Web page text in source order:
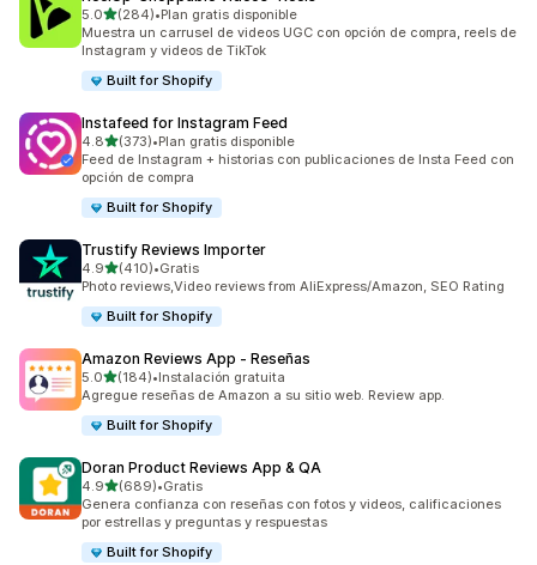
5.0de 5 estrellas
(284)
284 reseñas en total
•Plan gratis disponible
Muestra un carrusel de videos UGC con opción de compra, reels de
Instagram y videos de TikTok
Built for Shopify
Instafeed for Instagram Feed
4.8de 5 estrellas
(373)
373 reseñas en total
•Plan gratis disponible
Feed de Instagram + historias con publicaciones de Insta Feed con
opción de compra
Built for Shopify
Trustify Reviews Importer
4.9de 5 estrellas
(410)
410 reseñas en total
•Gratis
Photo reviews,Video reviews from AliExpress/Amazon, SEO Rating
Built for Shopify
Amazon Reviews App ‑ Reseñas
5.0de 5 estrellas
(184)
184 reseñas en total
•Instalación gratuita
Agregue reseñas de Amazon a su sitio web. Review app.
Built for Shopify
Doran Product Reviews App & QA
4.9de 5 estrellas
(689)
689 reseñas en total
•Gratis
Genera confianza con reseñas con fotos y videos, calificaciones
por estrellas y preguntas y respuestas
Built for Shopify